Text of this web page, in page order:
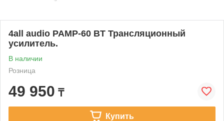
4all audio PAMP-60 BT Трансляционный
усилитель.
В наличии
Розница
49 950 ₸
Купить